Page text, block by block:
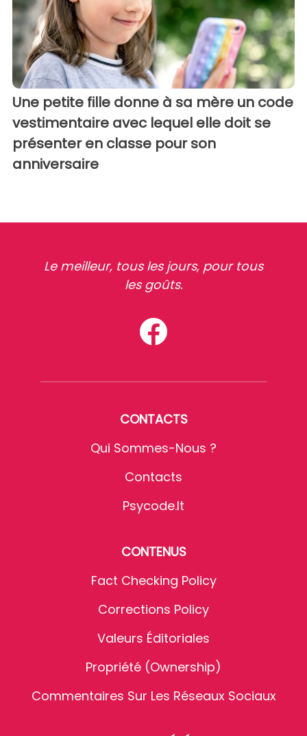
Une petite fille donne à sa mère un code
vestimentaire avec lequel elle doit se
présenter en classe pour son
anniversaire
Le meilleur, tous les jours, pour tous
les goûts.
CONTACTS
Qui Sommes-Nous ?
Contacts
Psycode.it
CONTENUS
Fact Checking Policy
Corrections Policy
Valeurs Éditoriales
Propriété (Ownership)
Commentaires Sur Les Réseaux Sociaux